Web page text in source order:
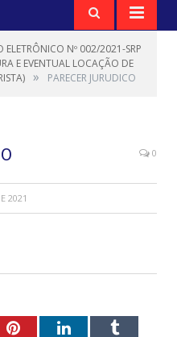
ELETRÔNICO Nº 002/2021-SRP
E EVENTUAL LOCAÇÃO DE
» PARECER JURUDICO
0
2021
PinterestLinkedInTumblr